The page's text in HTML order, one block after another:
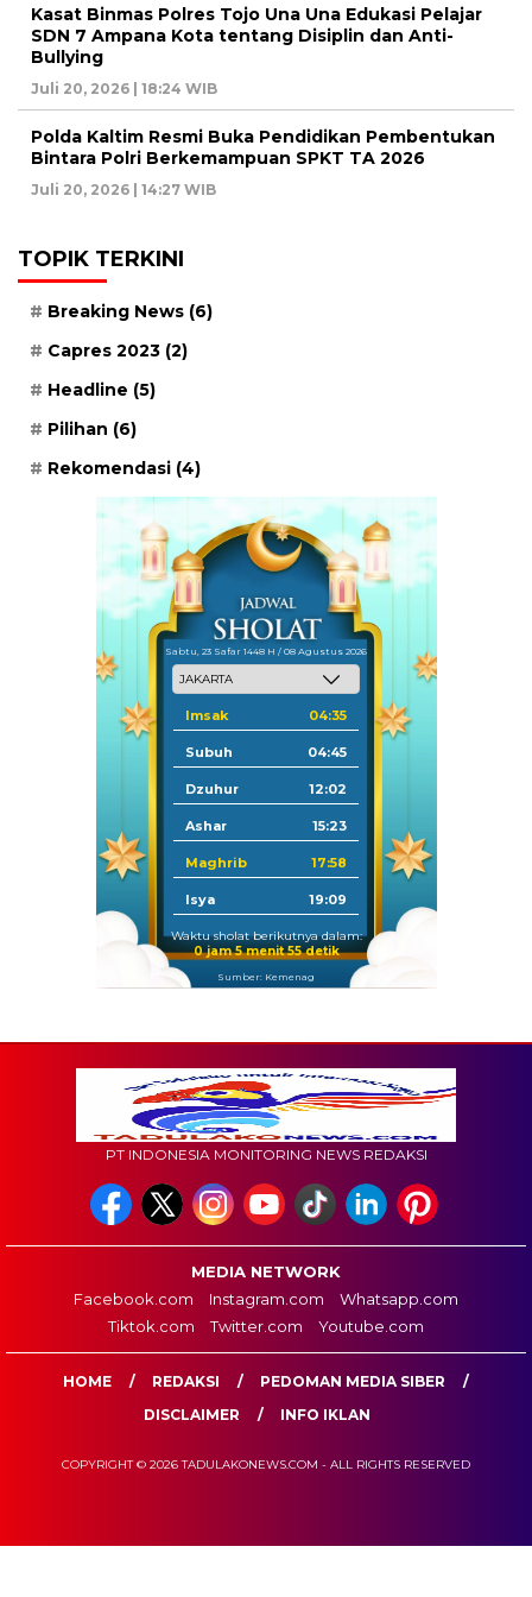
Kasat Binmas Polres Tojo Una Una Edukasi Pelajar
SDN 7 Ampana Kota tentang Disiplin dan Anti-
Bullying
Juli 20, 2026 | 18:24 WIB
Polda Kaltim Resmi Buka Pendidikan Pembentukan
Bintara Polri Berkemampuan SPKT TA 2026
Juli 20, 2026 | 14:27 WIB
TOPIK TERKINI
Breaking News (6)
Capres 2023 (2)
Headline (5)
Pilihan (6)
Rekomendasi (4)
Sabtu, 23 Safar 1448 H / 08 Agustus 2026
Imsak 04:35
Subuh 04:45
Dzuhur 12:02
Ashar 15:23
Maghrib 17:58
Isya 19:09
Waktu sholat berikutnya dalam:
0 jam 5 menit 54 detik
Sumber: Kemenag
PT INDONESIA MONITORING NEWS REDAKSI
MEDIA NETWORK
Facebook.com
Instagram.com
Whatsapp.com
Tiktok.com
Twitter.com Youtube.com
HOME REDAKSI
PEDOMAN MEDIA SIBER
DISCLAIMER
INFO IKLAN
COPYRIGHT © 2026 TADULAKONEWS.COM - ALL RIGHTS RESERVED